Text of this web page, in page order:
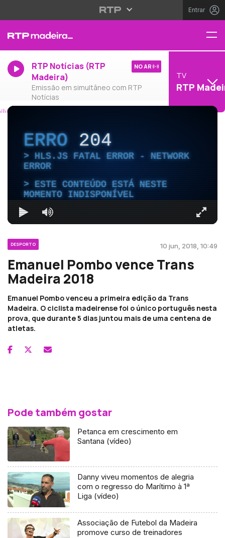
Entrar
RTP Notícias (RTP
Madeira)
Emissão em simultâneo com RTP
Notícias
NO AR
TV
RTP
ERRO204
HLS.JS FATAL ERROR - NETWORK
ERROR
ESTE CONTEÚDO ESTÁ NESTE
MOMENTO INDISPONÍVEL
DESPORTO 10 jun, 2018, 10:49
Emanuel Pombo vence Trans
Madeira 2018
Emanuel Pombo venceu a primeira edição da Trans
Madeira. O ciclista madeirense foi o único português nesta
prova, que durante 5 dias juntou mais de uma centena de
atletas.
Pode também gostar
Petanca em crescimento em
Santana (vídeo)
Danny viveu momentos de alegria
com o regresso do Marítimo à 1ª
Liga (vídeo)
Associação de Futebol da Madeira
promove curso de treinadores